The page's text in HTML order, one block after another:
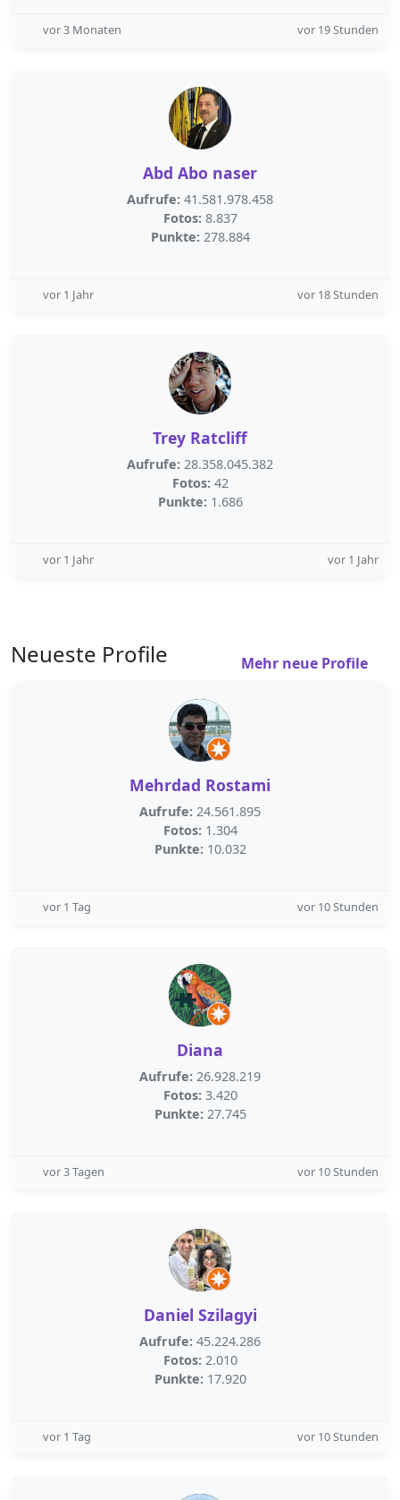
vor 3 Monaten vor 19 Stunden
Abd Abo naser
Aufrufe: 41.581.978.458
Fotos: 8.837
Punkte: 278.884
vor 1 Jahr vor 18 Stunden
Trey Ratcliff
Aufrufe: 28.358.045.382
Fotos: 42
Punkte: 1.686
vor 1 Jahr vor 1 Jahr
Neueste Profile Mehr neue Profile
Mehrdad Rostami
Aufrufe: 24.561.895
Fotos: 1.304
Punkte: 10.032
vor 1 Tag vor 10 Stunden
Diana
Aufrufe: 26.928.219
Fotos: 3.420
Punkte: 27.745
vor 3 Tagen vor 10 Stunden
Daniel Szilagyi
Aufrufe: 45.224.286
Fotos: 2.010
Punkte: 17.920
vor 1 Tag vor 10 Stunden